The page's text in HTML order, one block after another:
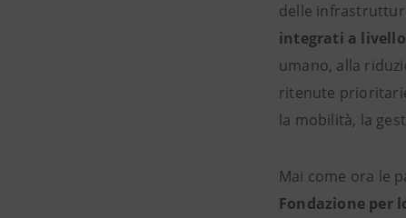
delle
integrati a
umano, alla
ritenute
la mobilità, la
Mai come ora le
Fondazione per